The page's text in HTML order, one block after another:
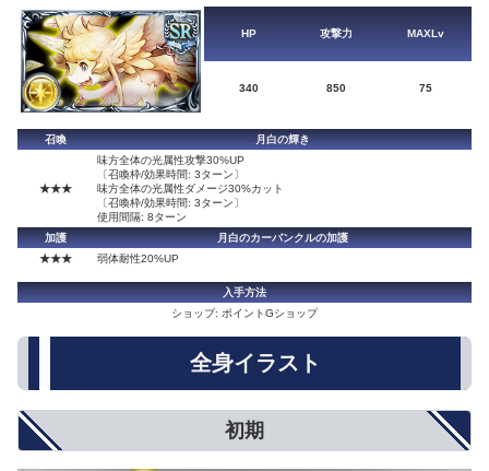
HP 攻撃力 MAXLv
340 850 75
召喚 月白の輝き
★★★
味方全体の光属性攻撃30%UP
〔召喚枠/効果時間: 3ターン〕
味方全体の光属性ダメージ30%カット
〔召喚枠/効果時間: 3ターン〕
使用間隔: 8ターン
加護
月白のカーバンクルの加護
★★★
弱体耐性20%UP
入手方法
ショップ: ポイントGショップ
全身イラスト
初期